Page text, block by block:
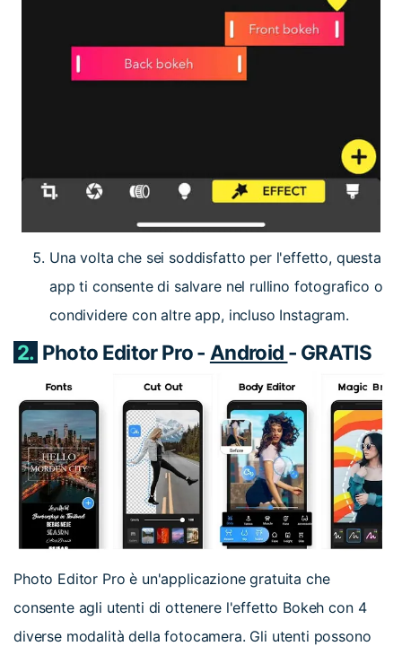
Una volta che sei soddisfatto per l'effetto, questa
app ti consente di salvare nel rullino fotografico o
condividere con altre app, incluso Instagram.
2. Photo Editor Pro - Android - GRATIS
Photo Editor Pro è un'applicazione gratuita che
consente agli utenti di ottenere l'effetto Bokeh con 4
diverse modalità della fotocamera. Gli utenti possono